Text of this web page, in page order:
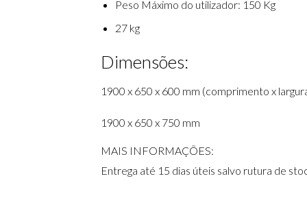
Peso Máximo do utilizador: 150 Kg
27 kg
Dimensões:
1900 x 650 x 600 mm (comprimento x
1900 x 650 x 750 mm
MAIS INFORMAÇÕES:
Entrega até 15 dias úteis salvo rutura de